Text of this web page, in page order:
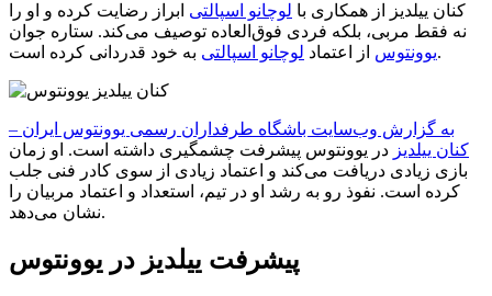
کنان ییلدیز از همکاری با لوچانو اسپالتی ابراز رضایت کرده و او را
نه فقط مربی، بلکه فردی فوق‌العاده توصیف می‌کند. ستاره جوان
یوونتوس از اعتماد لوچانو اسپالتی به خود قدردانی کرده است.
به گزارش وب‌سایت باشگاه طرفداران رسمی یوونتوس ایران –
کنان ییلدیز در یوونتوس پیشرفت چشمگیری داشته است. او زمان
بازی زیادی دریافت می‌کند و اعتماد زیادی از سوی کادر فنی جلب
کرده است. نفوذ رو به رشد او در تیم، استعداد و اعتماد مربیان را
نشان می‌دهد.
پیشرفت ییلدیز در یوونتوس